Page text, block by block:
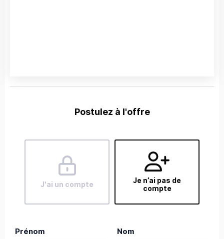
Postulez à l'offre
J'ai un compte
Je n’ai pas de
compte
Prénom Nom